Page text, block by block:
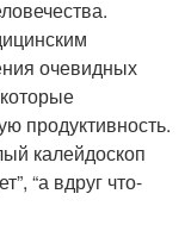
очевидных
продуктивность.
калейдоскоп
“а вдруг что-